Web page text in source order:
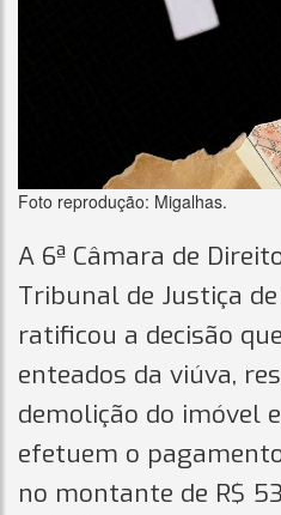
Foto reprodução: Migalhas.
A 6ª Câmara de
Tribunal de Justiça
ratificou a decisão
enteados da viúva,
demolição do imóvel
efetuem o
no montante de R$